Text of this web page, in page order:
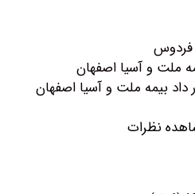
آسیا اصفهان
ملت و آسیا اصفهان